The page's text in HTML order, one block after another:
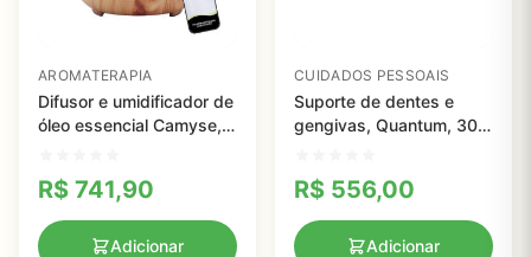
AROMATERAPIA
Difusor e umidificador de
óleo essencial Camyse,
R$ 741,90
Adicionar
CUIDADOS PESSOAIS
Suporte de dentes e
gengivas, Quantum, 30
R$ 556,00
Adicionar